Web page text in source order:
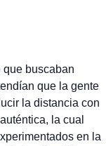
que buscaban
que la gente
la distancia con
la cual
en la